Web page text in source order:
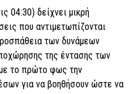
04:30) δείχνει μικρή
που αντιμετωπίζονται
των δυνάμεων
της έντασης των
το πρώτο φως την
για να βοηθήσουν ώστε να